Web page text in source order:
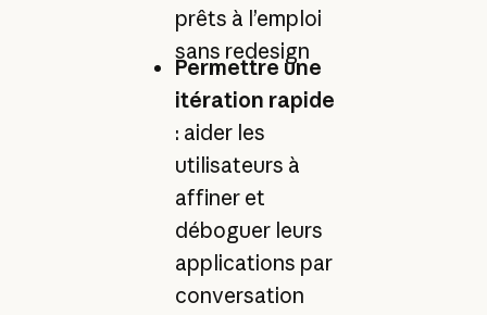
prêts à l’emploi
sans redesign
Permettre une
itération rapide
: aider les
utilisateurs à
affiner et
déboguer leurs
applications par
conversation